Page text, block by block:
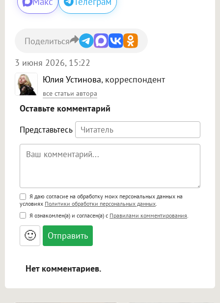
Юлия Устинова, корреспондент
все статьи автора
3 июня 2026, 15:22
Поделиться
Оставьте комментарий
Представьтесь
Поддержка HTML
<b>, <strong>, <u>, <i>, <em>, <s>, <big>,
<small>, <sup>, <sub>, <pre>, <ul>, <ol>, <li>,
<blockquote>, <code> экранирует HTML,
адреса URL автоматически становятся
ссылками, и [img]адрес[/img] будет
Я даю согласие на обработку моих персональных данных на
условиях Политики обработки персональных данных
Я ознакомлен(а) и согласен(а) с Правилами комментирования
🙂
Нет комментариев.